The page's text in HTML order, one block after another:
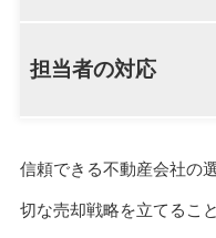
担当者の対応
信頼できる不動産会社の
切な売却戦略を立てるこ